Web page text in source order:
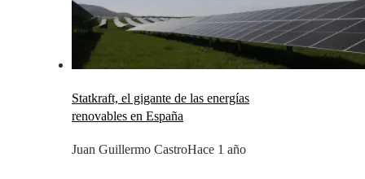
Statkraft, el gigante de las energías
renovables en España
Juan Guillermo CastroHace 1 año